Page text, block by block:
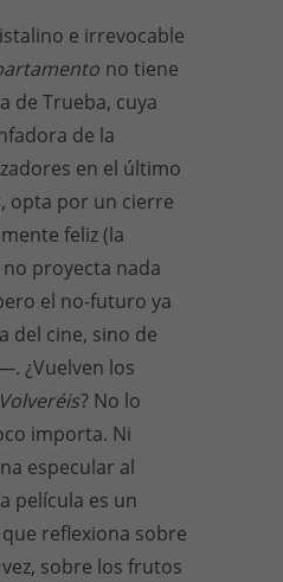
e irrevocable
no tiene
de Trueba, cuya
de la
en el último
opta por un cierre
feliz (la
proyecta nada
el no-futuro ya
del cine, sino de
¿Vuelven los
Volveréis? No lo
importa. Ni
especular al
película es un
reflexiona sobre
sobre los frutos